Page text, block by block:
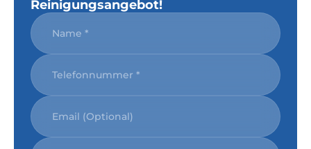
Reinigungsangebot!